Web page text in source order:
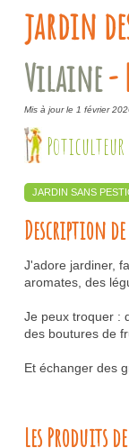
jardin
Vilaine-
Mis à jour le 1 février
JARDIN SANS
Description
J'adore jardiner,
aromates, des
Je peux troquer :
des boutures de
Et échanger des
Les Produits